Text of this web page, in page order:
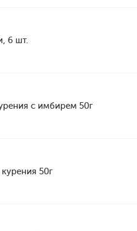
6 шт.
с имбирем 50г
50г